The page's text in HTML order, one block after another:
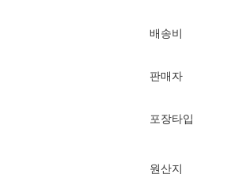
배송비
판매자
포장타입
원산지